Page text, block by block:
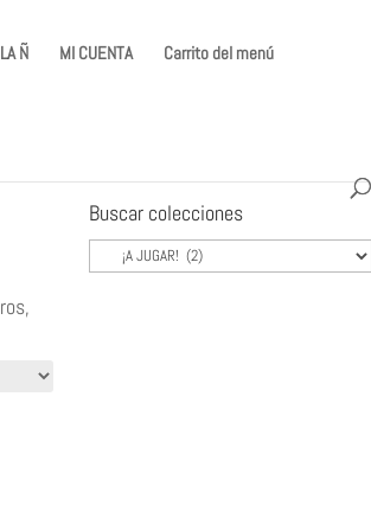
LA Ñ MI CUENTA Carrito del menú
Buscar colecciones